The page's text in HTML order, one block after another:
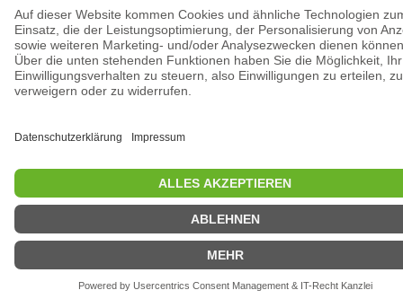
© 2026 - Tanzsportverband
Nordrhein-Westfalen e.V.
Datenschutzerklärung Impressum